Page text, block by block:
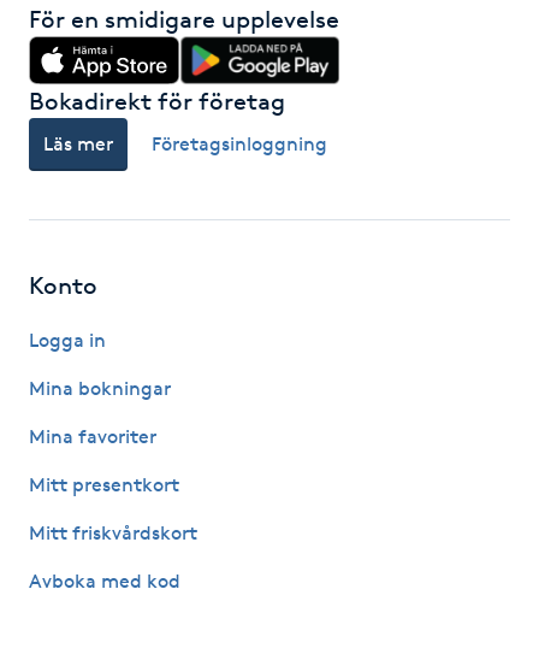
Hårborttagning
Hårbottenbehandling
Hårförlängning
Hälsa
Hälsprickor
Idrottsmassage
IPL hårborttagning
För en smidigare upplevelse
Bokadirekt för företag
Läs mer Företagsinloggning
Konto
Logga in
Mina bokningar
Mina favoriter
Mitt presentkort
Mitt friskvårdskort
Avboka med kod